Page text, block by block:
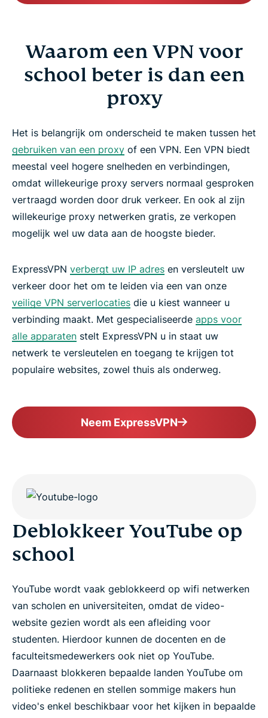
Waarom een VPN voor
school beter is dan een
proxy
Het is belangrijk om onderscheid te maken tussen het
gebruiken van een proxy of een VPN. Een VPN biedt
meestal veel hogere snelheden en verbindingen,
omdat willekeurige proxy servers normaal gesproken
vertraagd worden door druk verkeer. En ook al zijn
willekeurige proxy netwerken gratis, ze verkopen
mogelijk wel uw data aan de hoogste bieder.
ExpressVPN verbergt uw IP adres en versleutelt uw
verkeer door het om te leiden via een van onze
veilige VPN serverlocaties die u kiest wanneer u
verbinding maakt. Met gespecialiseerde apps voor
alle apparaten stelt ExpressVPN u in staat uw
netwerk te versleutelen en toegang te krijgen tot
populaire websites, zowel thuis als onderweg.
Neem ExpressVPN
Deblokkeer YouTube op
school
YouTube wordt vaak geblokkeerd op wifi netwerken
van scholen en universiteiten, omdat de video-
website gezien wordt als een afleiding voor
studenten. Hierdoor kunnen de docenten en de
faculteitsmedewerkers ook niet op YouTube.
Daarnaast blokkeren bepaalde landen YouTube om
politieke redenen en stellen sommige makers hun
video's enkel beschikbaar voor het kijken in bepaalde